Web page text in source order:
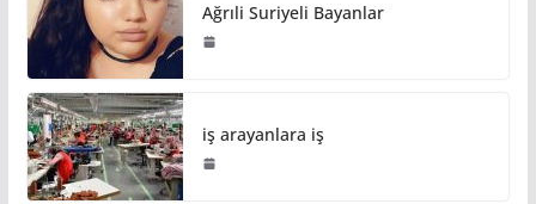
Ağrıli Suriyeli Bayanlar
iş arayanlara iş